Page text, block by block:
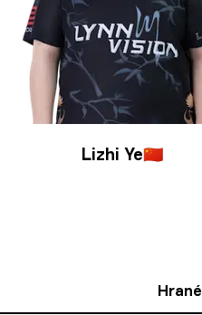
Lizhi Ye🇨🇳